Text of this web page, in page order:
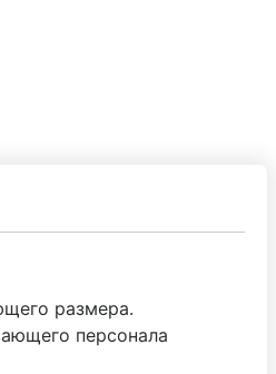
размера.
персонала